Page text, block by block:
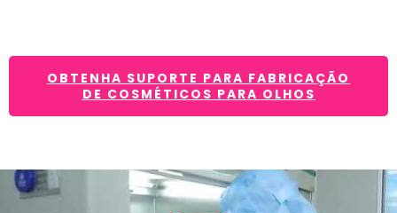
OBTENHA SUPORTE PARA FABRICAÇÃO
DE COSMÉTICOS PARA OLHOS